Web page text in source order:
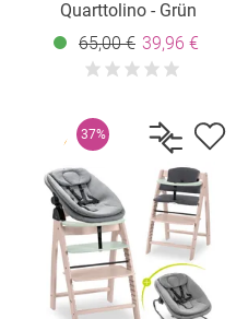
Quarttolino - Grün
65,00 € 39,96 €
37%